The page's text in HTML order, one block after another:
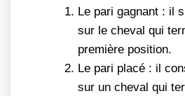
Le pari gagnant : il
sur le cheval qui
première position.
Le pari placé : il
sur un cheval qui